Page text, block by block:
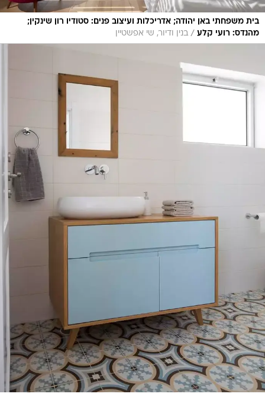
בית משפחתי באן יהודה; אדריכלות ועיצוב פנים: סטודיו רון שינקין;
מהנדס: רועי קלע / בנין ודיור, שי אפשטיין